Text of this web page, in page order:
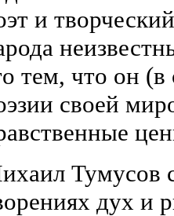
и
тем, что он
своей
Тумусов
дух и